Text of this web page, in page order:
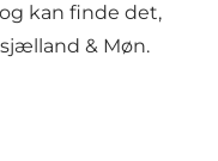
kan finde det,
& Møn.